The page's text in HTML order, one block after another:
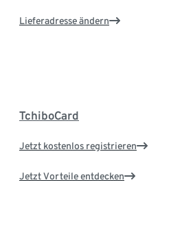
Lieferadresse ändern
TchiboCard
Jetzt kostenlos registrieren
Jetzt Vorteile entdecken